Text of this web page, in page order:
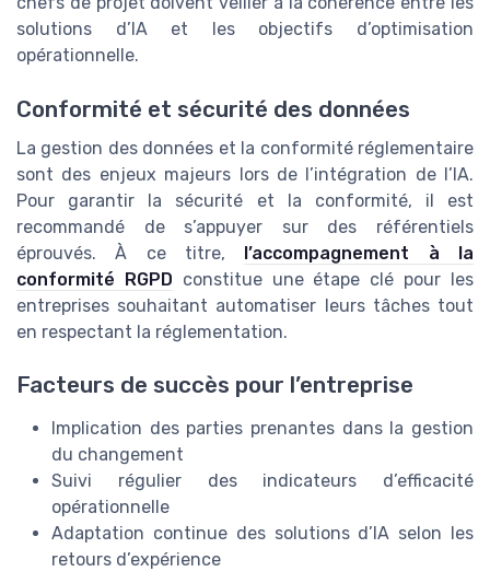
solutions d’IA et les objectifs d’optimisation
opérationnelle.
Conformité et sécurité des données
La gestion des données et la conformité réglementaire
sont des enjeux majeurs lors de l’intégration de l’IA.
Pour garantir la sécurité et la conformité, il est
recommandé de s’appuyer sur des référentiels
éprouvés. À ce titre, l’accompagnement à la
conformité RGPD constitue une étape clé pour les
entreprises souhaitant automatiser leurs tâches tout
en respectant la réglementation.
Facteurs de succès pour l’entreprise
Implication des parties prenantes dans la gestion
du changement
Suivi régulier des indicateurs d’efficacité
opérationnelle
Adaptation continue des solutions d’IA selon les
retours d’expérience